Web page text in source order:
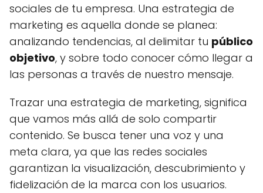
sociales de tu empresa. Una estrategia de
marketing es aquella donde se planea:
analizando tendencias, al delimitar tu público
objetivo, y sobre todo conocer cómo llegar a
las personas a través de nuestro mensaje.
Trazar una estrategia de marketing, significa
que vamos más allá de solo compartir
contenido. Se busca tener una voz y una
meta clara, ya que las redes sociales
garantizan la visualización, descubrimiento y
fidelización de la marca con los usuarios.